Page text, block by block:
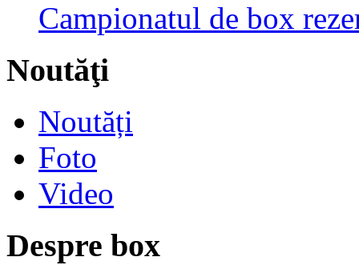
Campionatul de box
Noutăţi
Noutăți
Foto
Video
Despre box